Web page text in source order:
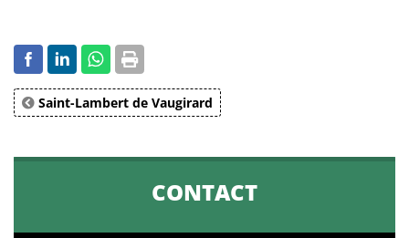
Saint-Lambert de Vaugirard
CONTACT